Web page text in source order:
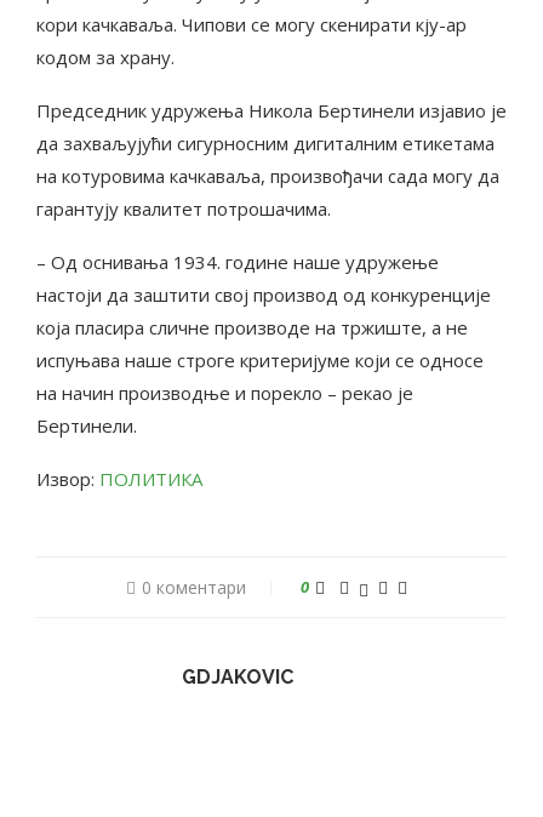
кори качкаваља. Чипови се могу скенирати кју-ар
кодом за храну.
Председник удружења Никола Бертинели изјавио је
да захваљујући сигурносним дигиталним етикетама
на котуровима качкаваља, произвођачи сада могу да
гарантују квалитет потрошачима.
– Од оснивања 1934. године наше удружење
настоји да заштити свој производ од конкуренције
која пласира сличне производе на тржиште, а не
испуњава наше строге критеријуме који се односе
на начин производње и порекло – рекао је
Бертинели.
Извор: ПОЛИТИКА
0 коментари 0
GDJAKOVIC